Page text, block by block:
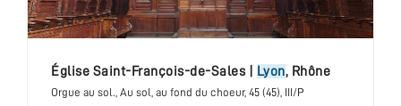
église Saint-François-de-Sales| Lyon, Rhône
Orgue au sol., Au sol, au fond du choeur, 45 (45), III/P